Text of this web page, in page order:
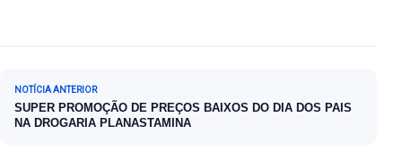
Navegação de Post
NOTÍCIA ANTERIOR
SUPER PROMOÇÃO DE PREÇOS BAIXOS DO DIA DOS PAIS
NA DROGARIA PLANASTAMINA